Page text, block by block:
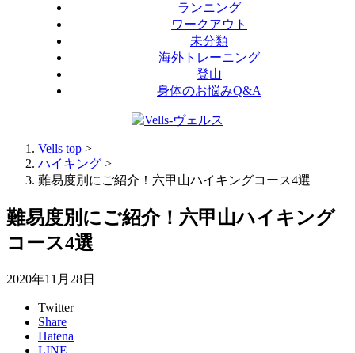
ランニング
ワークアウト
未分類
海外トレーニング
登山
身体のお悩みQ&A
Vells top >
ハイキング >
難易度別にご紹介！六甲山ハイキングコース4選
難易度別にご紹介！六甲山ハイキング
コース4選
2020年11月28日
Twitter
Share
Hatena
LINE